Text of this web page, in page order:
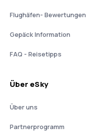
Flughäfen- Bewertungen
Gepäck Information
FAQ - Reisetipps
Über eSky
Über uns
Partnerprogramm